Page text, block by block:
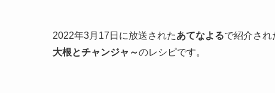
2022年3月17日に放送されたあてなよるで紹介され
大根とチャンジャ～のレシピです。